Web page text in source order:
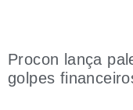
Procon lança
golpes